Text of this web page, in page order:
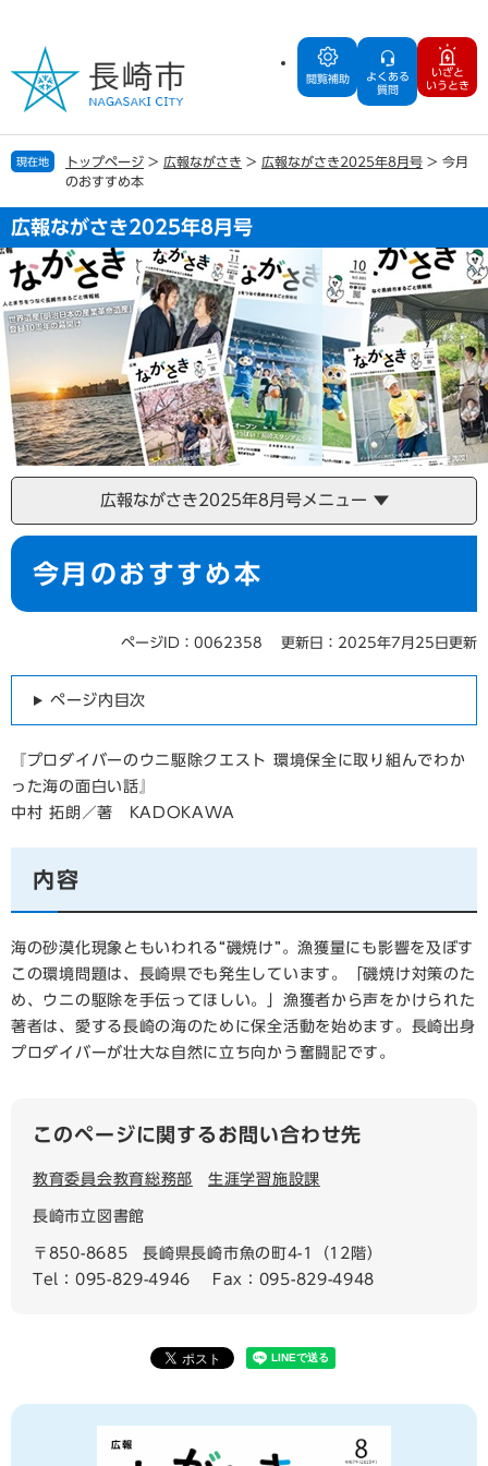
の
で
す
ー
ば
し
本
文
閲覧補助
よくある
質問
いざと
いうとき
現在地 トップページ > 広報ながさき > 広報ながさき2025年8月号 > 今月
のおすすめ本
広報ながさき2025年8月号
広報ながさき2025年8月号メニュー
本
今月のおすすめ本
ページID：0062358 更新日：2025年7月25日更新
ページ内目次
『プロダイバーのウニ駆除クエスト 環境保全に取り組んでわか
った海の面白い話』
中村 拓朗／著 KADOKAWA
内容
海の砂漠化現象ともいわれる“磯焼け”。漁獲量にも影響を及ぼす
この環境問題は、長崎県でも発生しています。「磯焼け対策のた
め、ウニの駆除を手伝ってほしい。」漁獲者から声をかけられた
著者は、愛する長崎の海のために保全活動を始めます。長崎出身
プロダイバーが壮大な自然に立ち向かう奮闘記です。
このページに関するお問い合わせ先
教育委員会教育総務部 生涯学習施設課
長崎市立図書館
〒850-8685
長崎県長崎市魚の町4-1（12階）
Tel：095-829-4946
Fax：095-829-4948